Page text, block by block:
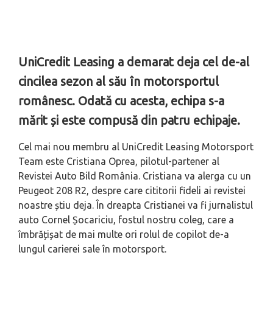
UniCredit Leasing a demarat deja cel de-al
cincilea sezon al său în motorsportul
românesc. Odată cu acesta, echipa s-a
mărit și este compusă din patru echipaje.
Cel mai nou membru al UniCredit Leasing Motorsport
Team este Cristiana Oprea, pilotul-partener al
Revistei Auto Bild România. Cristiana va alerga cu un
Peugeot 208 R2, despre care cititorii fideli ai revistei
noastre știu deja. În dreapta Cristianei va fi jurnalistul
auto Cornel Șocariciu, fostul nostru coleg, care a
îmbrățișat de mai multe ori rolul de copilot de-a
lungul carierei sale în motorsport.